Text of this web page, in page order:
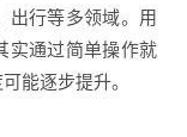
出行等多领域。用
实通过简单操作就
能逐步提升。